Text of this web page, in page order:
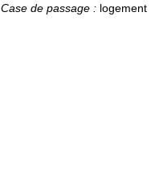
Case de passage : logement